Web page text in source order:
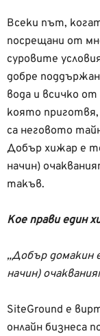
Всеки път,
посрещани от
суровите
добре
вода и всичко
която приготвя,
са неговото
Добър хижар е
начин)
такъв.
Кое прави един
„Добър домакин
начин)
SiteGround e
онлайн бизнеса